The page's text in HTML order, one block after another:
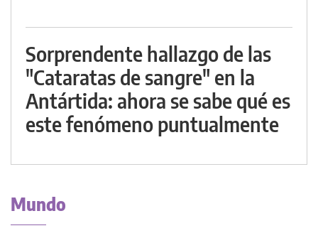
Sorprendente hallazgo de las
"Cataratas de sangre" en la
Antártida: ahora se sabe qué es
este fenómeno puntualmente
Mundo